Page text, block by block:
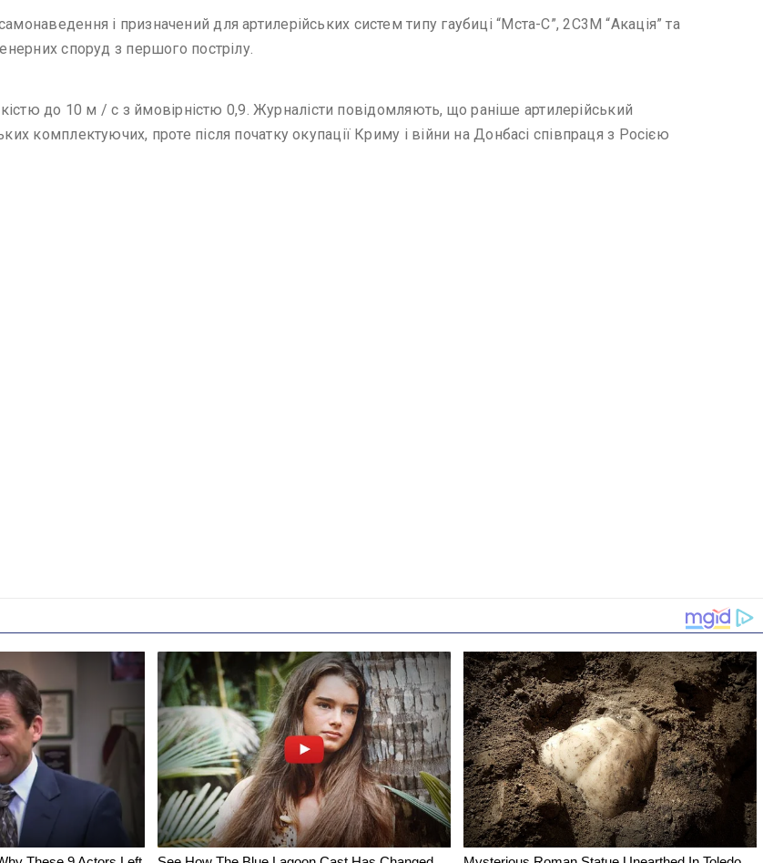
і призначений для артилерійських систем типу гаубиці “Мста-С”, 2С3М “Акація” та
споруд з першого пострілу.
до 10 м / с з ймовірністю 0,9. Журналісти повідомляють, що раніше артилерійський
комплектуючих, проте після початку окупації Криму і війни на Донбасі співпраця з Росією